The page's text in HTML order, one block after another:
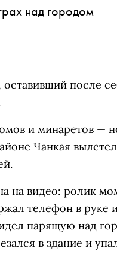
над городом
после
и минаретов —
Чанкая
на видео: ролик
телефон в руке
парящую над
в здание и